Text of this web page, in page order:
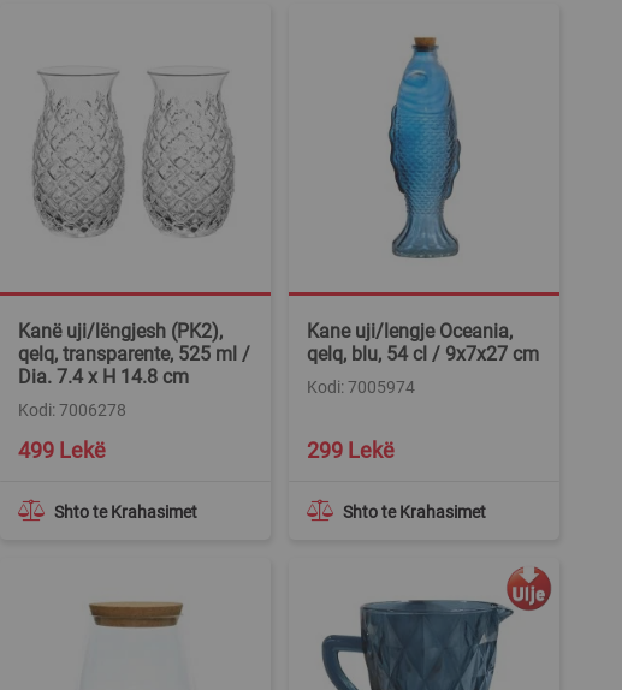
Kanë uji/lëngjesh (PK2),
qelq, transparente, 525 ml /
Dia. 7.4 x H 14.8 cm
Kodi: 7006278
Shto te Krahasimet
499 Lekë
Kane uji/lengje Oceania,
qelq, blu, 54 cl / 9x7x27 cm
Kodi: 7005974
Shto te Krahasimet
299 Lekë